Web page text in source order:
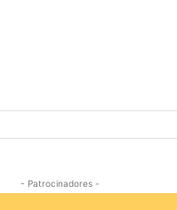
- Patrocinadores -